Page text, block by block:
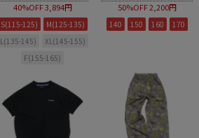
40%OFF3,894円
S(115-125)
M(125-135)
L(135-145)
XL(145-155)
F(155-165)
50%OFF2,200円
140 150 160 170